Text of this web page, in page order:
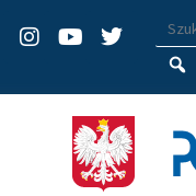
Instagram
YoutubeTwitter